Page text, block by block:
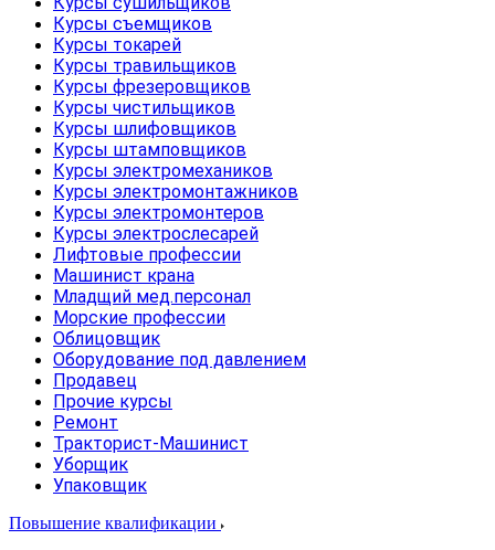
Курсы съемщиков
Курсы токарей
Курсы травильщиков
Курсы фрезеровщиков
Курсы чистильщиков
Курсы шлифовщиков
Курсы штамповщиков
Курсы электромехаников
Курсы электромонтажников
Курсы электромонтеров
Курсы электрослесарей
Лифтовые профессии
Машинист крана
Младщий мед.персонал
Морские профессии
Облицовщик
Оборудование под давлением
Продавец
Прочие курсы
Ремонт
Тракторист-Машинист
Уборщик
Упаковщик
Повышение квалификации